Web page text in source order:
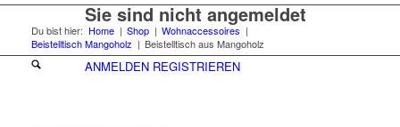
Sie sind nicht angemeldet
ANMELDEN REGISTRIEREN
Du bist hier: Home | Shop | Wohnaccessoires |
Beistelltisch Mangoholz | Beistelltisch aus Mangoholz